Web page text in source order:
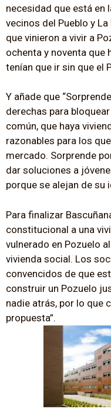
necesidad que está en
vecinos del Pueblo y
que vinieron a vivir a
ochenta y noventa que
tenían que ir sin que el
Y añade que
derechas para
común, que haya
razonables para los
mercado. Sorprende
dar soluciones a
porque se alejan de su
Para finalizar
constitucional a una
vulnerado en Pozuelo
vivienda social. Los
convencidos de que
construir un Pozuelo
nadie atrás, por lo que
propuesta”.